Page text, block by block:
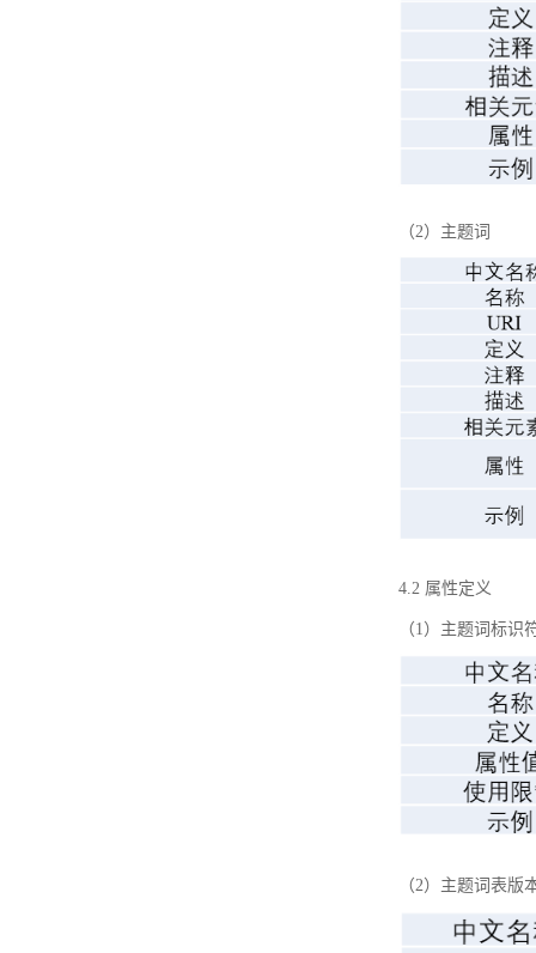
（2）主题词
4.2 属性定义
（1）主题词标识
（2）主题词表版